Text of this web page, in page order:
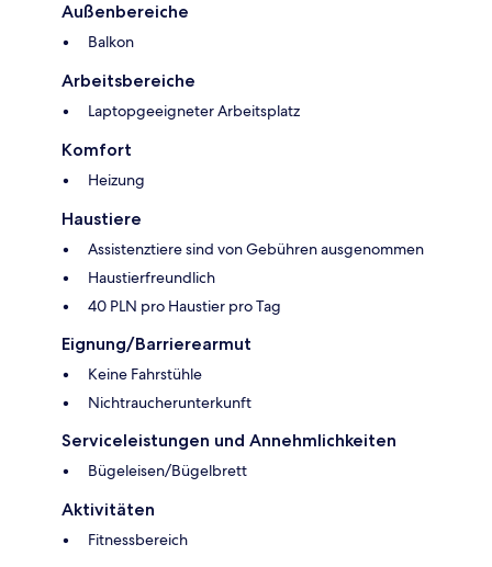
Außenbereiche
Balkon
Arbeitsbereiche
Laptopgeeigneter Arbeitsplatz
Komfort
Heizung
Haustiere
Assistenztiere sind von Gebühren ausgenommen
Haustierfreundlich
40 PLN pro Haustier pro Tag
Eignung/Barrierearmut
Keine Fahrstühle
Nichtraucherunterkunft
Serviceleistungen und Annehmlichkeiten
Bügeleisen/Bügelbrett
Aktivitäten
Fitnessbereich